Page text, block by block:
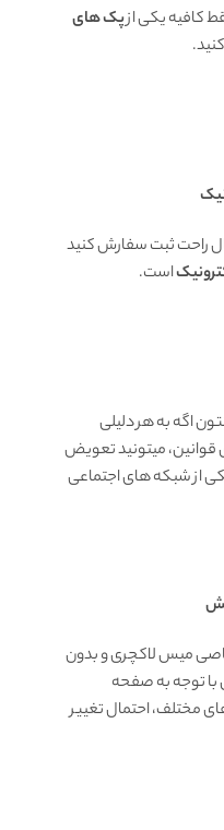
کافیه یکی ازپک های
راحت ثبت سفارش کنید
است.
اگه به هر دلیلی
۲۴ ساعت طبق قوانین، میتونید تعویض
از شبکه های اجتماعی
میس لاکچری و بدون
با توجه به صفحه
مختلف، احتمال تغییر